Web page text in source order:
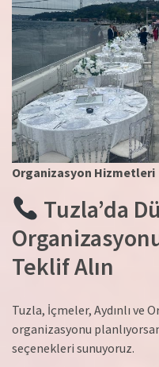
Organizasyon Hizmetleri
Tuzla’da
Teklif Alın
Tuzla, İçmeler, Aydınlı ve
organizasyonu
seçenekleri sunuyoruz.